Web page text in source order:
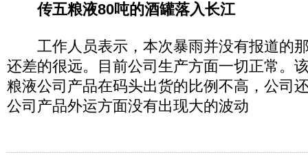
传五粮液80吨的酒罐落入长江
工作人员表示，本次暴雨并没有报道的
还差的很远。目前公司生产方面一切正常。
粮液公司产品在码头出货的比例不高，公司
公司产品外运方面没有出现大的波动